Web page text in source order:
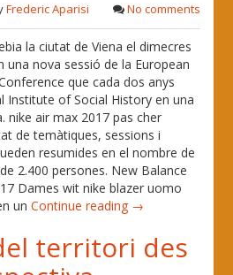
Frederic Aparisi No comments
la ciutat de Viena el dimecres
una nova sessió de la European
que cada dos anys
Institute of Social History en una
nike air max 2017 pas cher
de temàtiques, sessions i
resumides en el nombre de
2.400 persones. New Balance
Dames wit nike blazer uomo
unContinue reading →
territori des